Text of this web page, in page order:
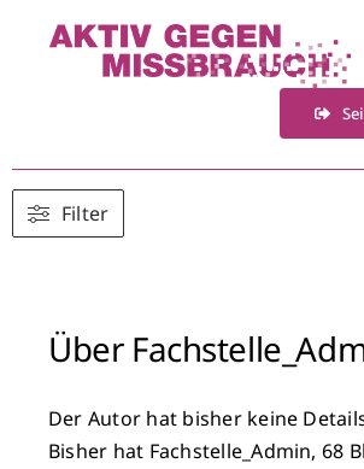
Fachstelle
Materialien
Kontakt
Filter
Über
Der Autor hat bisher keine
Bisher hat Fachstelle_Admin, 68